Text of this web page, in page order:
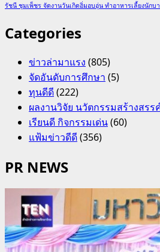
รัชนี ชุมเพ็ชร จัดงานวันเกิดอิ่มอบอุ่น ทำอาหารเลี้ยงนัก
Categories
ข่าวล่ามาแรง (805)
จัดอันดับการศึกษา (5)
ทุนดีดี(222)
ผลงานวิจัย นวัตกรรมสร้างสรร
เรียนดี กิจกรรมเด่น(60)
แฟ้มข่าวดีดี(356)
PR NEWS